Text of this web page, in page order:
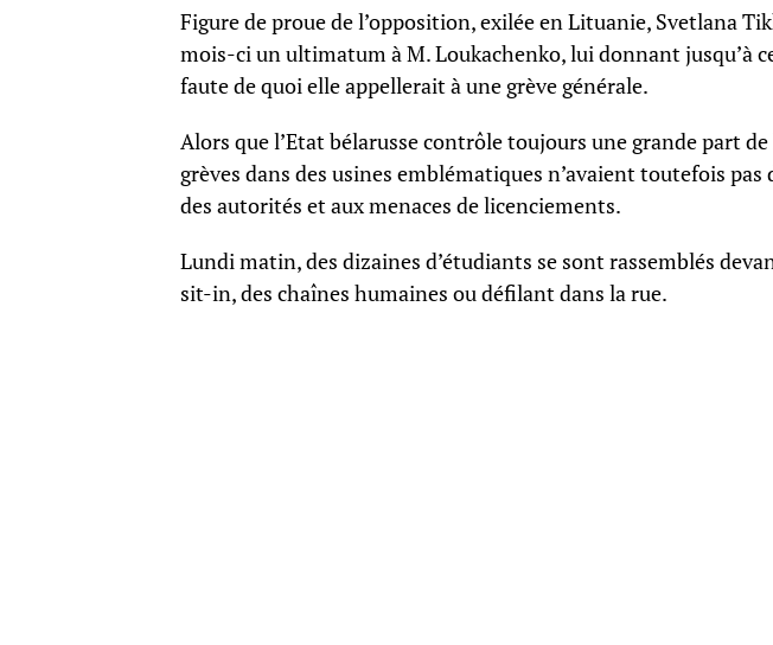
Figure de proue de l’opposition, exilée en Lituanie, Svetlana
mois-ci un ultimatum à M. Loukachenko, lui donnant jusqu’à
faute de quoi elle appellerait à une grève générale.
Alors que l’Etat bélarusse contrôle toujours une grande part de
grèves dans des usines emblématiques n’avaient toutefois
des autorités et aux menaces de licenciements.
Lundi matin, des dizaines d’étudiants se sont rassemblés
sit-in, des chaînes humaines ou défilant dans la rue.